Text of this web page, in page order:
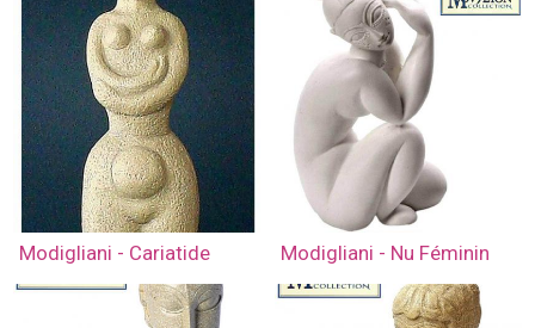
Modigliani - Cariatide Modigliani - Nu Féminin